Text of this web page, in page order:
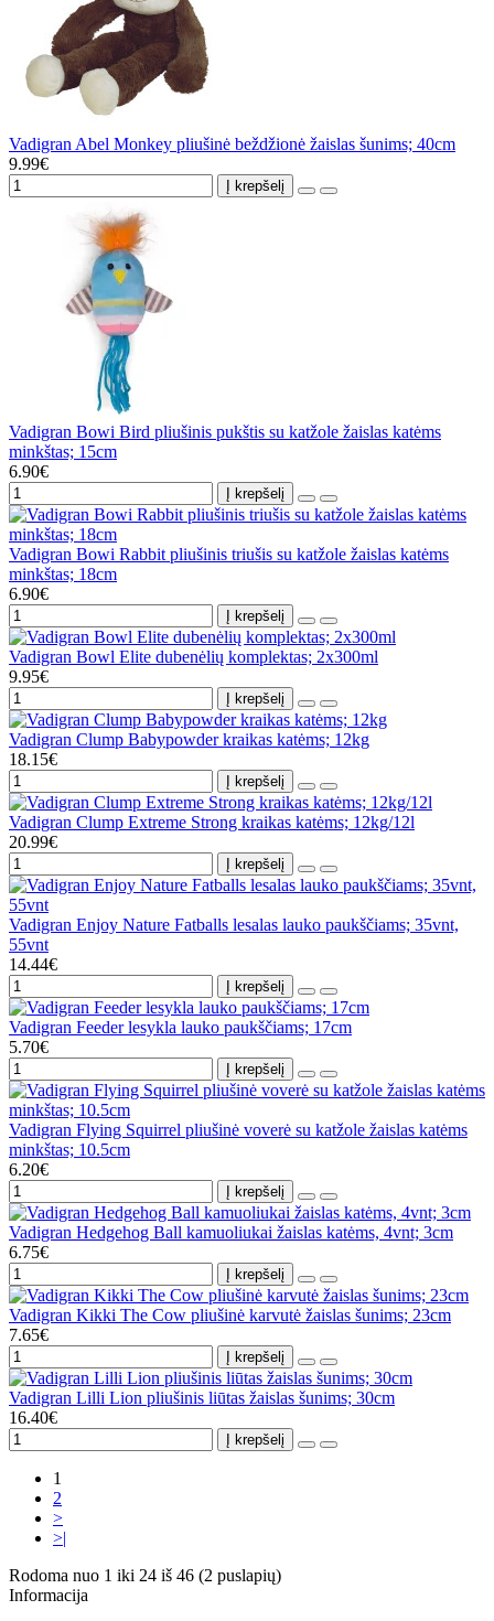
Vadigran Abel Monkey pliušinė beždžionė žaislas šunims; 40cm
9.99€
Į krepšelį
Vadigran Bowi Bird pliušinis pukštis su katžole žaislas katėms
minkštas; 15cm
6.90€
Į krepšelį
Vadigran Bowi Rabbit pliušinis triušis su katžole žaislas katėms
minkštas; 18cm
6.90€
Į krepšelį
Vadigran Bowl Elite dubenėlių komplektas; 2x300ml
9.95€
Į krepšelį
Vadigran Clump Babypowder kraikas katėms; 12kg
18.15€
Į krepšelį
Vadigran Clump Extreme Strong kraikas katėms; 12kg/12l
20.99€
Į krepšelį
Vadigran Enjoy Nature Fatballs lesalas lauko paukščiams; 35vnt,
55vnt
14.44€
Į krepšelį
Vadigran Feeder lesykla lauko paukščiams; 17cm
5.70€
Į krepšelį
Vadigran Flying Squirrel pliušinė voverė su katžole žaislas katėms
minkštas; 10.5cm
6.20€
Į krepšelį
Vadigran Hedgehog Ball kamuoliukai žaislas katėms, 4vnt; 3cm
6.75€
Į krepšelį
Vadigran Kikki The Cow pliušinė karvutė žaislas šunims; 23cm
7.65€
Į krepšelį
Vadigran Lilli Lion pliušinis liūtas žaislas šunims; 30cm
16.40€
Į krepšelį
1
2
>
>|
Rodoma nuo 1 iki 24 iš 46 (2 puslapių)
Informacija